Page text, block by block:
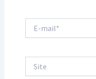
mail*